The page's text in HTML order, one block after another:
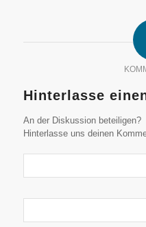
Hinterlasse
An der Diskussion beteiligen?
Hinterlasse uns deinen